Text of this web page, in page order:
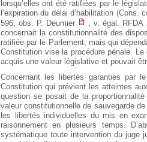
lorsqu’elles ont été ratifiées par le
l’expiration du délai d’habilitation
596, obs. P. Deumier
; v. égal. RFDA
concernait la constitutionnalité des
ratifiée par le Parlement, mais qui
Constitution vise la procédure pénale.
acquis une valeur législative et pouvait
Concernant les libertés garanties par
Constitution qui prévient les atteintes
question se posait de la
valeur constitutionnelle de sauvegarde
les libertés individuelles du mis en
raisonnement en plusieurs temps.
systématique toute intervention du juge